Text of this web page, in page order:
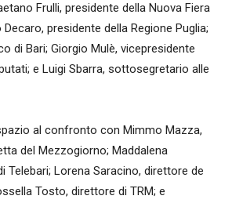
Frulli, presidente della Nuova Fiera
presidente della Regione Puglia;
di Bari; Giorgio Mulè, vicepresidente
e Luigi Sbarra, sottosegretario alle
al confronto con Mimmo Mazza,
del Mezzogiorno; Maddalena
Telebari; Lorena Saracino, direttore de
Tosto, direttore di TRM; e